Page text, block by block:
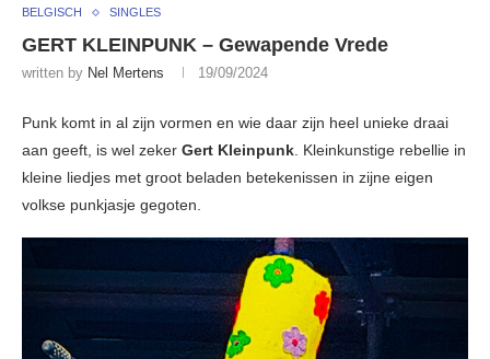
BELGISCH SINGLES
GERT KLEINPUNK – Gewapende Vrede
written by Nel Mertens 19/09/2024
Punk komt in al zijn vormen en wie daar zijn heel unieke draai
aan geeft, is wel zeker Gert Kleinpunk. Kleinkunstige rebellie in
kleine liedjes met groot beladen betekenissen in zijne eigen
volkse punkjasje gegoten.